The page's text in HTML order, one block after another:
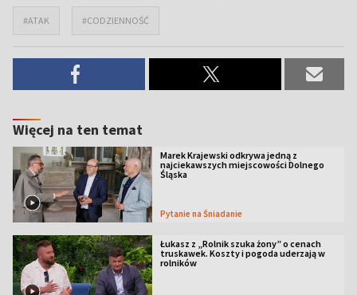
#ATAK #CODZIENNOŚĆ
Więcej na ten temat
Marek Krajewski odkrywa jedną z
najciekawszych miejscowości Dolnego
Śląska
Pytanie na Śniadanie
Łukasz z „Rolnik szuka żony” o cenach
truskawek. Koszty i pogoda uderzają w
rolników